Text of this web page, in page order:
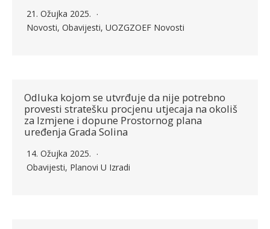
21. Ožujka 2025.
Novosti, Obavijesti, UOZGZOEF Novosti
Odluka kojom se utvrđuje da nije potrebno
provesti stratešku procjenu utjecaja na okoliš
za Izmjene i dopune Prostornog plana
uređenja Grada Solina
14. Ožujka 2025.
Obavijesti, Planovi U Izradi